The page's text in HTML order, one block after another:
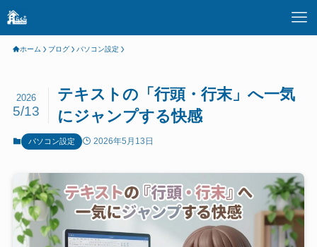
ホーム ブログ パソコン設定
テキストの「行頭・行末」へ一気
にジャンプする快感
2026
5/13
パソコン設定 2026年5月13日